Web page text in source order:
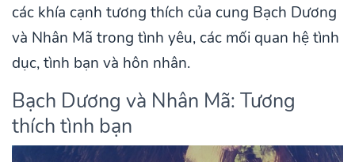
các khía cạnh tương thích của cung Bạch Dương
và Nhân Mã trong tình yêu, các mối quan hệ tình
dục, tình bạn và hôn nhân.
Bạch Dương và Nhân Mã: Tương
thích tình bạn